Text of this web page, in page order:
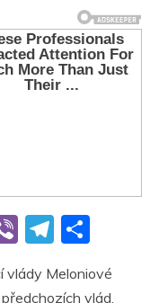
Vi
b
er
T
e ar
vlády Meloniové
vlád.